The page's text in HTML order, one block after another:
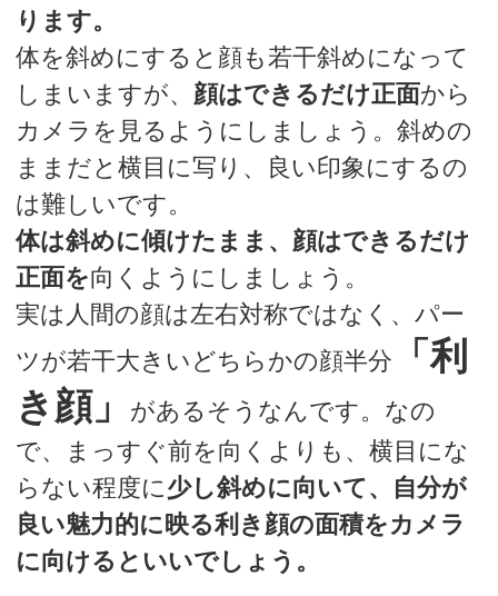
ります。
体を斜めにすると顔も若干斜めになって
しまいますが、 顔はできるだけ正面から
カメラを見るようにしましょう。斜めの
ままだと横目に写り、良い印象にするの
は難しいです。
体は斜めに傾けたまま、顔はできるだけ
正面を向くようにしましょう。
実は人間の顔は左右対称ではなく、パー
ツが若干大きいどちらかの顔半分
「利
き顔」
があるそうなんです。なの
で、まっすぐ前を向くよりも、横目にな
らない程度に少し斜めに向いて、自分が
良い魅力的に映る利き顔の面積をカメラ
に向けるといいでしょう。